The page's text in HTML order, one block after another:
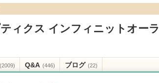
ィクス インフィニットオー
(2009) Q&A (446) ブログ (22)